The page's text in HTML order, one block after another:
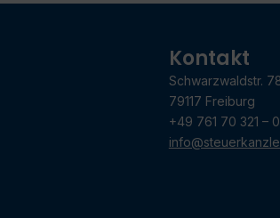
Kontakt
Schwarzwaldstr.
79117 Freiburg
+49 761 70 321 – 0